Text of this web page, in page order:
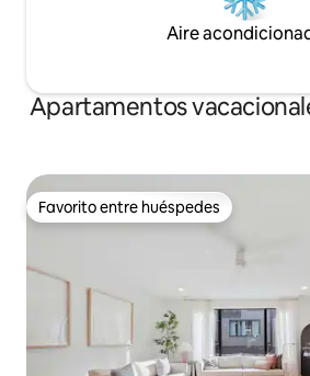
Aire
Apartamentos
Favorito entre huéspedes
Favorito entre huéspedes